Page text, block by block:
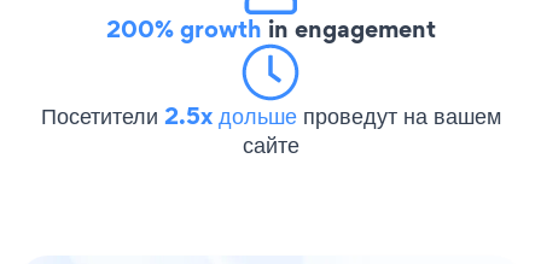
200% growth in engagement
Посетители 2.5x дольше проведут на вашем
сайте